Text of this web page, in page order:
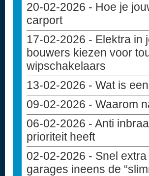
20-02-2026 - Hoe je
carport
17-02-2026 - Elektra in
bouwers kiezen voor
wipschakelaars
13-02-2026 - Wat is
09-02-2026 - Waarom
06-02-2026 - Anti
prioriteit heeft
02-02-2026 - Snel
garages ineens de